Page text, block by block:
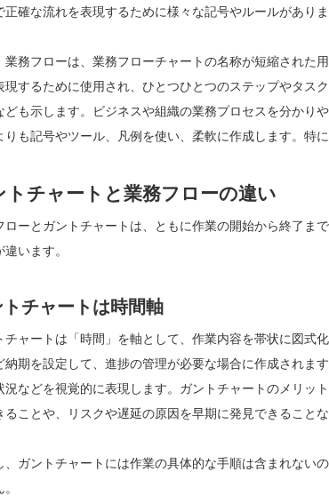
正確な流れを表現するために様々な記号やルールがありま
業務フローは、業務フローチャートの名称が短縮された
現するために使用され、ひとつひとつのステップやタス
ども示します。ビジネスや組織の業務プロセスを分かり
りも記号やツール、凡例を使い、柔軟に作成します。特
トチャートと業務フローの違い
ローとガントチャートは、ともに作業の開始から終了ま
違います。
トチャートは時間軸
チャートは「時間」を軸として、作業内容を帯状に図式
納期を設定して、進捗の管理が必要な場合に作成されま
況などを視覚的に表現します。ガントチャートのメリッ
ることや、リスクや遅延の原因を早期に発見できることな
、ガントチャートには作業の具体的な手順は含まれない